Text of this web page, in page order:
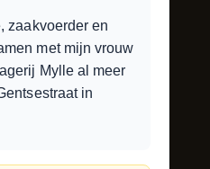
zaakvoerder en
met mijn vrouw
Mylle al meer
in